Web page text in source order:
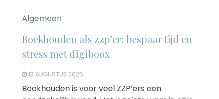
Algemeen
Boekhouden als zzp’er: bespaar tijd en
stress met digiboox
13 AUGUSTUS 2025
Boekhouden is voor veel ZZP’ers een